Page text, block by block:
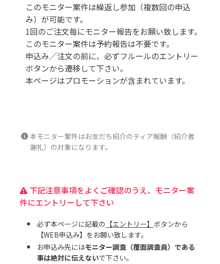
このモニター案件は繰返し参加（複数回の申込
み）が可能です。
1回のご注文毎にモニター報告をお願い致します。
このモニター案件は予約報告は不要です。
申込み／注文の前に、必ずフルールのエントリー
ボタンから遷移して下さい。
本ページはプロモーションが含まれています。
本モニター案件はお友だち紹介のティア報酬（紹介者
謝礼）の対象になります。
下記注意事項をよくご確認のうえ、モニター案
件にエントリーして下さい
必ず本ページに記載の 【エントリー】 ボタンから
【WEB申込み】をお願い致します。
お申込み先にはモニター調査（覆面調査員）である
事は絶対に伝えないで下さい。